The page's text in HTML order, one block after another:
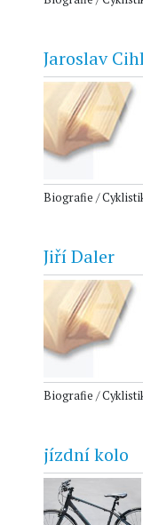
Jaroslav
Biografie /
Jiří Daler
Biografie /
jízdní kolo